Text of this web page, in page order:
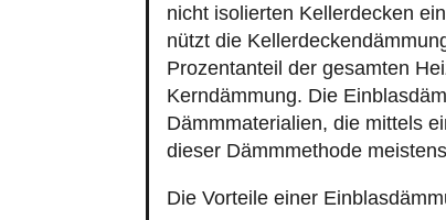
nicht isolierten Kellerdecken
nützt die
Prozentanteil der gesamten
Kerndämmung. Die
Dämmmaterialien, die mittels
dieser Dämmmethode
Die Vorteile einer